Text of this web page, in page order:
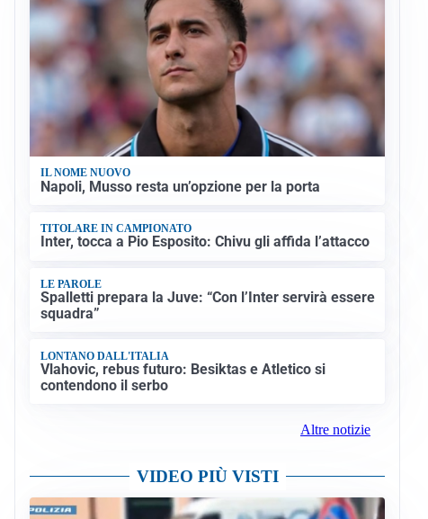
IL NOME NUOVO
Napoli, Musso resta un’opzione per la porta
TITOLARE IN CAMPIONATO
Inter, tocca a Pio Esposito: Chivu gli affida l’attacco
LE PAROLE
Spalletti prepara la Juve: “Con l’Inter servirà essere
squadra”
LONTANO DALL'ITALIA
Vlahovic, rebus futuro: Besiktas e Atletico si
contendono il serbo
Altre notizie
VIDEO PIÙ VISTI